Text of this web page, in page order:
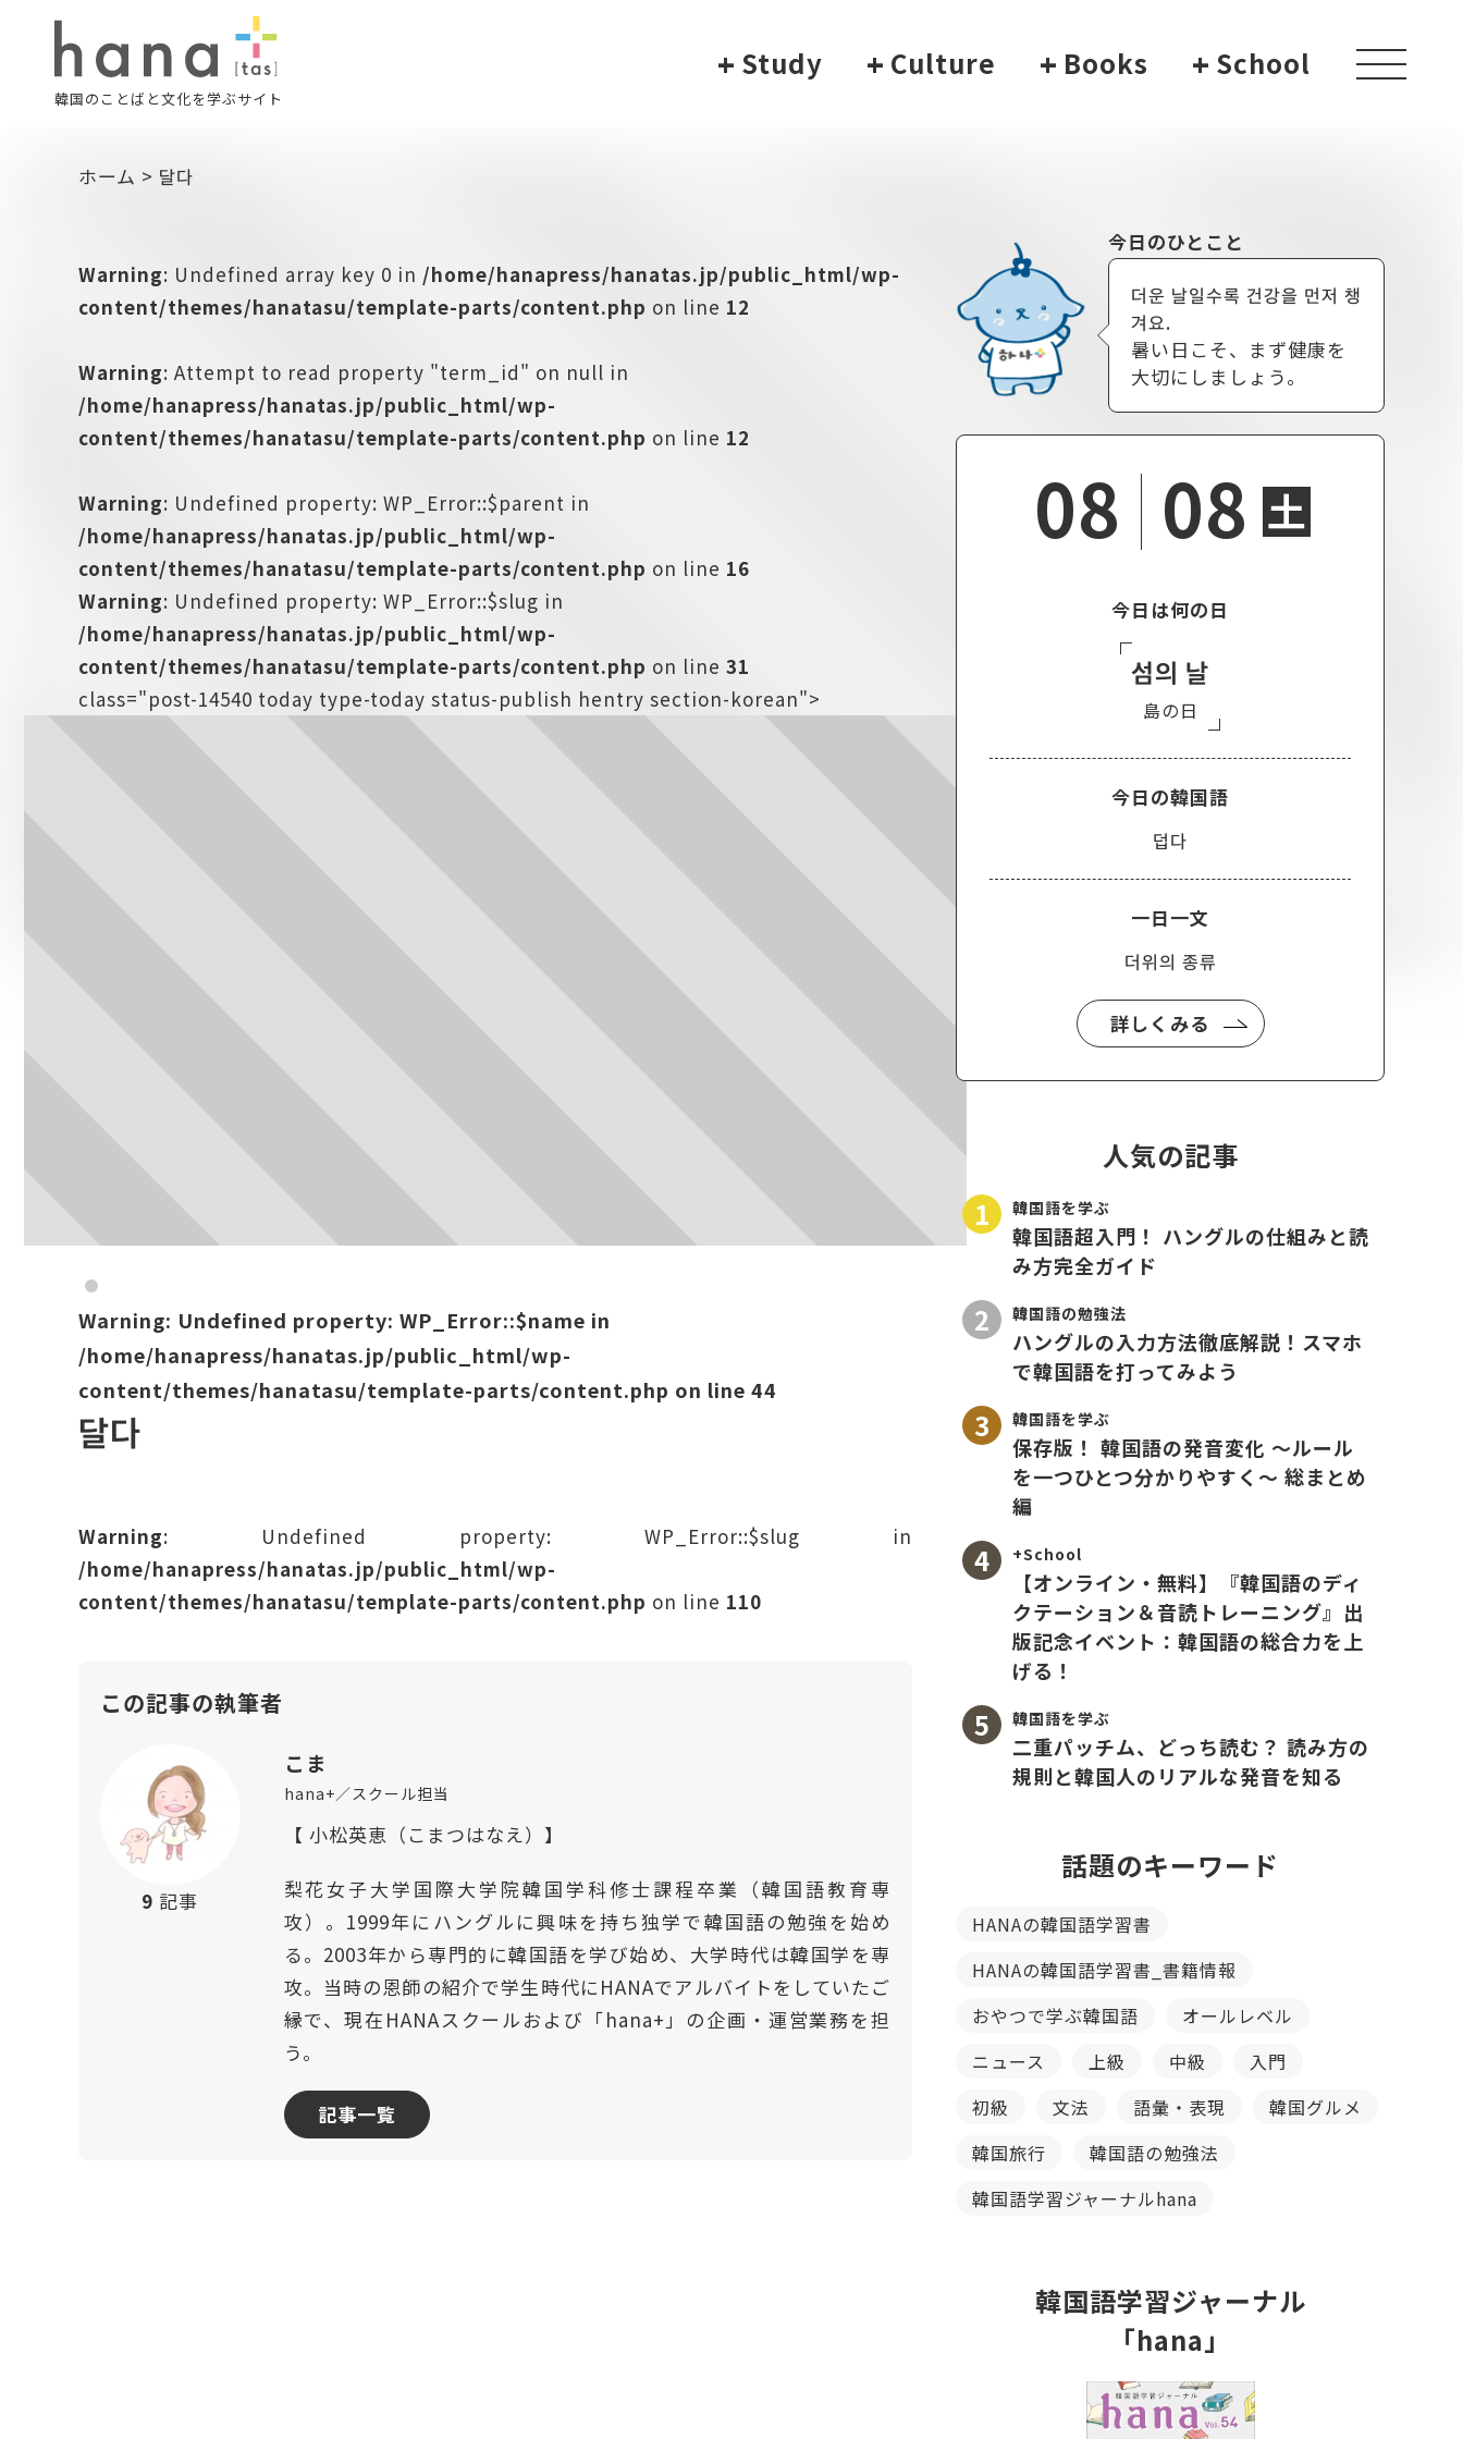
韓国のことばと文化を学ぶサイト
+ Study + Culture + Books + School
toggle
ホーム > 달다
Warning: Undefined array key 0 in /home/hanapress/hanatas.jp/public_html/wp-
content/themes/hanatasu/template-parts/content.php on line 12
Warning: Attempt to read property "term_id" on null in
/home/hanapress/hanatas.jp/public_html/wp-
content/themes/hanatasu/template-parts/content.php on line 12
Warning: Undefined property: WP_Error::$parent in
/home/hanapress/hanatas.jp/public_html/wp-
content/themes/hanatasu/template-parts/content.php on line 16
Warning: Undefined property: WP_Error::$slug in
/home/hanapress/hanatas.jp/public_html/wp-
content/themes/hanatasu/template-parts/content.php on line 31
class="post-14540 today type-today status-publish hentry section-korean">
Warning: Undefined property: WP_Error::$name in
/home/hanapress/hanatas.jp/public_html/wp-
content/themes/hanatasu/template-parts/content.php on line 44
달다
Warning: Undefined property: WP_Error::$slug in
/home/hanapress/hanatas.jp/public_html/wp-
content/themes/hanatasu/template-parts/content.php on line 110
この記事の執筆者
9 記事
こま
hana+／スクール担当
【 小松英恵（こまつはなえ）】
梨花女子大学国際大学院韓国学科修士課程卒業（韓国語教育専
攻）。1999年にハングルに興味を持ち独学で韓国語の勉強を始め
る。2003年から専門的に韓国語を学び始め、大学時代は韓国学を専
攻。当時の恩師の紹介で学生時代にHANAでアルバイトをしていたご
縁で、現在HANAスクールおよび「hana+」の企画・運営業務を担
う。
記事一覧
今日のひとこと
더운 날일수록 건강을 먼저 챙
겨요.
暑い日こそ、まず健康を
大切にしましょう。
08 08 土
今日は何の日
섬의 날
島の日
今日の韓国語
덥다
一日一文
더위의 종류
詳しくみる
人気の記事
韓国語を学ぶ
韓国語超入門！ ハングルの仕組みと読
み方完全ガイド
韓国語の勉強法
ハングルの入力方法徹底解説！スマホ
で韓国語を打ってみよう
韓国語を学ぶ
保存版！ 韓国語の発音変化 〜ルール
を一つひとつ分かりやすく〜 総まとめ
編
+School
【オンライン・無料】『韓国語のディ
クテーション＆音読トレーニング』出
版記念イベント：韓国語の総合力を上
げる！
韓国語を学ぶ
二重パッチム、どっち読む？ 読み方の
規則と韓国人のリアルな発音を知る
話題のキーワード
HANAの韓国語学習書
HANAの韓国語学習書_書籍情報
おやつで学ぶ韓国語
オールレベル
ニュース
上級 中級
入門
初級
文法 語彙・表現
韓国グルメ
韓国旅行
韓国語の勉強法
韓国語学習ジャーナルhana
韓国語学習ジャーナル
「hana」